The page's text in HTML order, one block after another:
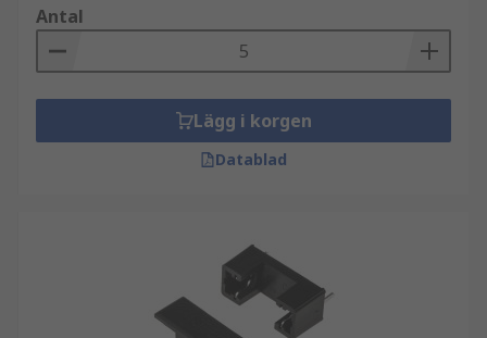
Antal
Lägg i korgen
Datablad